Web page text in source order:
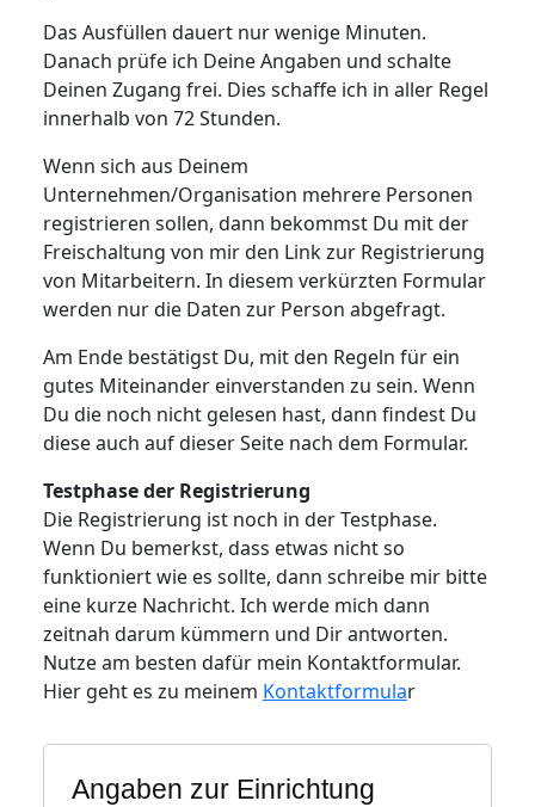
Das Ausfüllen dauert nur wenige Minuten.
Danach prüfe ich Deine Angaben und schalte
Deinen Zugang frei. Dies schaffe ich in aller Regel
innerhalb von 72 Stunden.
Wenn sich aus Deinem
Unternehmen/Organisation mehrere Personen
registrieren sollen, dann bekommst Du mit der
Freischaltung von mir den Link zur Registrierung
von Mitarbeitern. In diesem verkürzten Formular
werden nur die Daten zur Person abgefragt.
Am Ende bestätigst Du, mit den Regeln für ein
gutes Miteinander einverstanden zu sein. Wenn
Du die noch nicht gelesen hast, dann findest Du
diese auch auf dieser Seite nach dem Formular.
Testphase der Registrierung
Die Registrierung ist noch in der Testphase.
Wenn Du bemerkst, dass etwas nicht so
funktioniert wie es sollte, dann schreibe mir bitte
eine kurze Nachricht. Ich werde mich dann
zeitnah darum kümmern und Dir antworten.
Nutze am besten dafür mein Kontaktformular.
Hier geht es zu meinem Kontaktformular
Angaben zur Einrichtung